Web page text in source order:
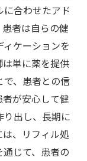
合わせたアド
者は自らの健
ケーションを
単に薬を提供
、患者との信
が安心して健
出し、長期に
、リフィル処
じて、患者の